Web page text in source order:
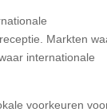
Markten
internationale
voorkeuren